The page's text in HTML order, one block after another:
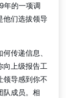
年的一项调
他们选拔领导
传递信息、
向上级报告工
领导感到你不
队成员。相